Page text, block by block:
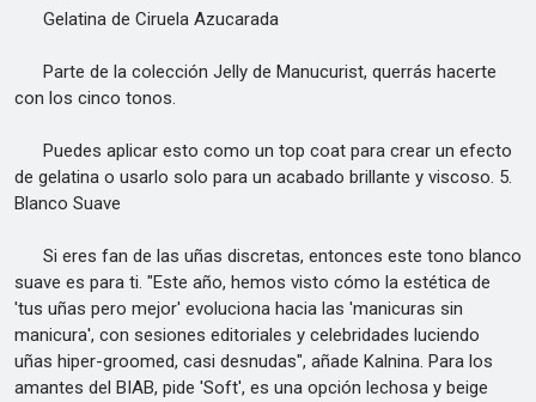
Gelatina de Ciruela Azucarada
Parte de la colección Jelly de Manucurist, querrás hacerte
con los cinco tonos.
Puedes aplicar esto como un top coat para crear un efecto
de gelatina o usarlo solo para un acabado brillante y viscoso. 5.
Blanco Suave
Si eres fan de las uñas discretas, entonces este tono blanco
suave es para ti. "Este año, hemos visto cómo la estética de
'tus uñas pero mejor' evoluciona hacia las 'manicuras sin
manicura', con sesiones editoriales y celebridades luciendo
uñas hiper-groomed, casi desnudas", añade Kalnina. Para los
amantes del BIAB, pide 'Soft', es una opción lechosa y beige